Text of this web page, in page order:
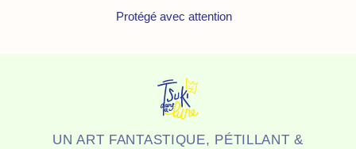
Protégé avec attention
UN ART FANTASTIQUE, PÉTILLANT &